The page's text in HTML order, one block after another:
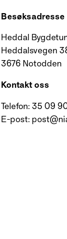
Besøksadresse
Heddal
Heddalsvegen
3676 Notodden
Kontakt oss
Telefon: 35 09
E-post: